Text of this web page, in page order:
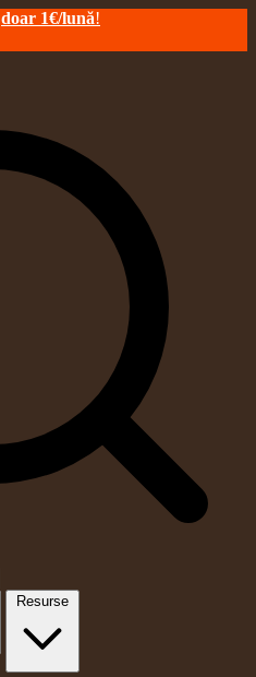
doar 1€/lună!
Resurse